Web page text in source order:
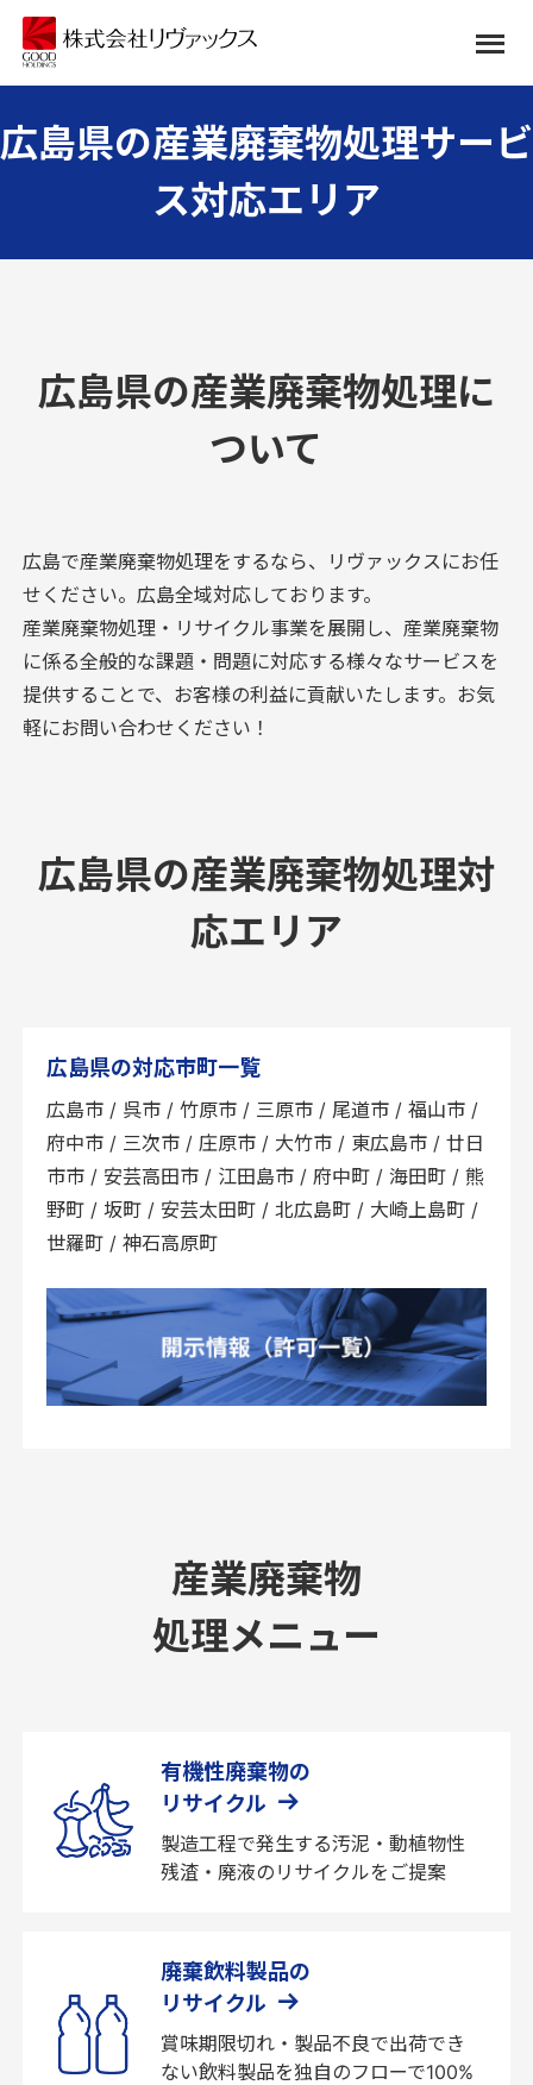
広島県の産業廃棄物処理サービ
ス対応エリア
広島県の産業廃棄物処理に
ついて
広島で産業廃棄物処理をするなら、リヴァックスにお任
せください。広島全域対応しております。
産業廃棄物処理・リサイクル事業を展開し、産業廃棄物
に係る全般的な課題・問題に対応する様々なサービスを
提供することで、お客様の利益に貢献いたします。お気
軽にお問い合わせください！
広島県の産業廃棄物処理対
応エリア
広島県の対応市町一覧
広島市 / 呉市 / 竹原市 / 三原市 / 尾道市 / 福山市 /
府中市 / 三次市 / 庄原市 / 大竹市 / 東広島市 / 廿日
市市 / 安芸高田市 / 江田島市 / 府中町 / 海田町 / 熊
野町 / 坂町 / 安芸太田町 / 北広島町 / 大崎上島町 /
世羅町 / 神石高原町
産業廃棄物
処理メニュー
有機性廃棄物の
リサイクル
製造工程で発生する汚泥・動植物性
残渣・廃液のリサイクルをご提案
廃棄飲料製品の
リサイクル
賞味期限切れ・製品不良で出荷でき
ない飲料製品を独自のフローで100%